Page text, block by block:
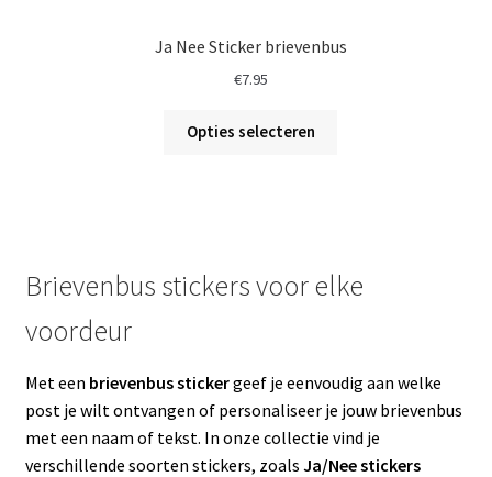
Ja Nee Sticker brievenbus
€7.95
Opties selecteren
Brievenbus stickers voor elke
voordeur
Met een brievenbus stickergeef je eenvoudig aan welke
post je wilt ontvangen of personaliseer je jouw brievenbus
met een naam of tekst. In onze collectie vind je
verschillende soorten stickers, zoals Ja/Nee stickers